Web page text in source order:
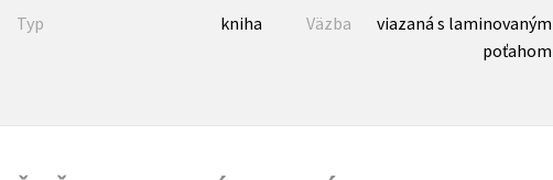
Typ kniha Väzba
viazaná s laminovaným
poťahom